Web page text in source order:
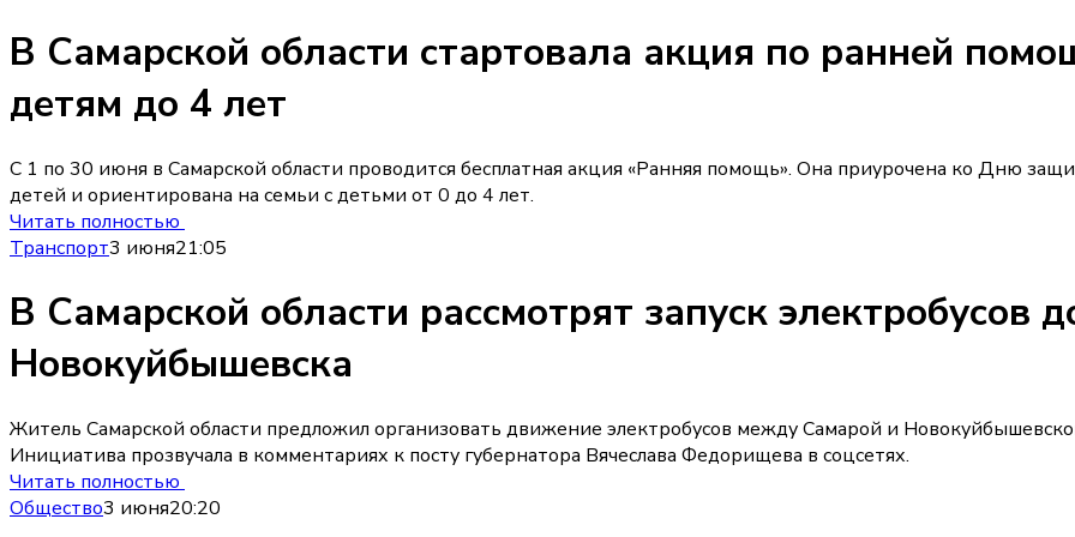
В Самарской области стартовала акция по ранней
детям до 4 лет
С 1 по 30 июня в Самарской области проводится бесплатная акция «Ранняя помощь». Она приурочена ко Дню
детей и ориентирована на семьи с детьми от 0 до 4 лет.
Читать полностью
Транспорт3 июня21:05
В Самарской области рассмотрят запуск электробусов
Новокуйбышевска
Житель Самарской области предложил организовать движение электробусов между Самарой и
Инициатива прозвучала в комментариях к посту губернатора Вячеслава Федорищева в соцсетях.
Читать полностью
Общество3 июня20:20